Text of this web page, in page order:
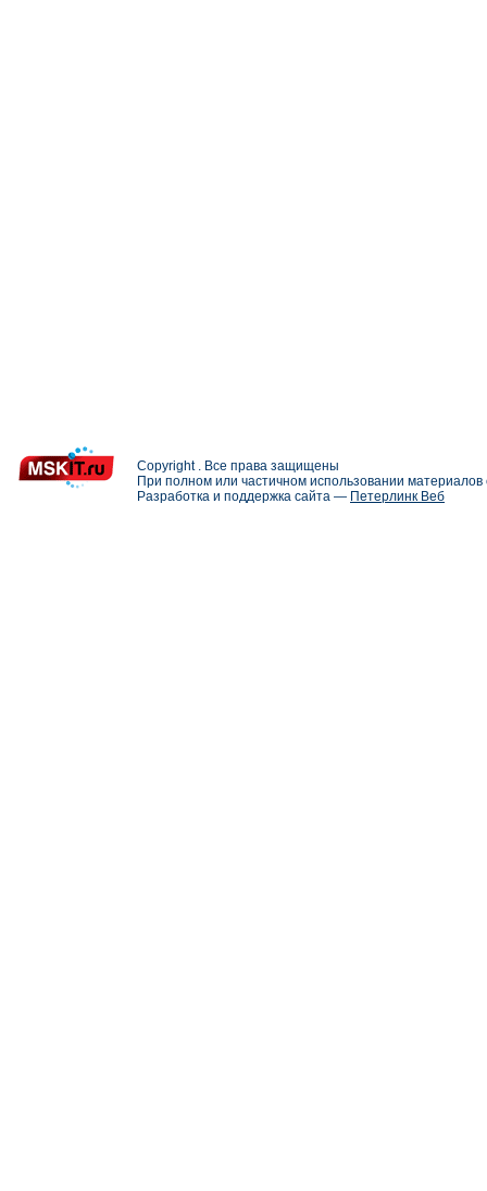
Copyright . Все права защищены
При полном или частичном использовании
Разработка и поддержка сайта — Петерлинк Веб